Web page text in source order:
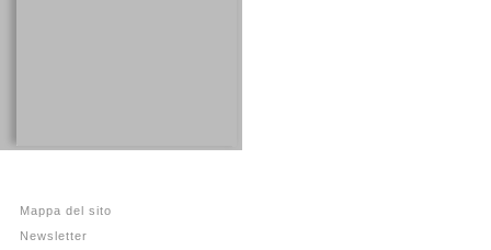
Mappa del sito
Newsletter